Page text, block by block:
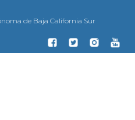
de Baja California Sur